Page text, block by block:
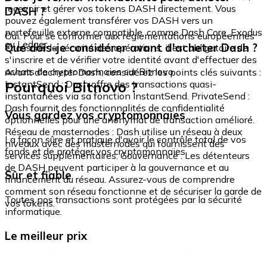
recevoir et gérer vos tokens DASH directement. Vous
pouvez également transférer vos DASH vers un
portefeuille externe compatible, comme Dash Core, Exodus
ou Ledger.
DASH ?
Oui. Pour se conformer aux réglementations européennes
et assurer la sécurité des opérations, il est obligatoire de
s'inscrire et de vérifier votre identité avant d'effectuer des
achats de cryptomonnaies sur Bitnovo.
Que dois-je considérer avant d'acheter Dash ?
Avant d'acheter Dash, considérez les points clés suivants :
InstantSend : Dash offre des transactions quasi-
instantanées via sa fonction InstantSend. PrivateSend :
Dash fournit des fonctionnalités de confidentialité
optionnelles pour une anonymat de transaction amélioré.
Réseau de masternodes : Dash utilise un réseau à deux
niveaux avec des masternodes qui fournissent des
services supplémentaires. Gouvernance : Les détenteurs
de DASH peuvent participer à la gouvernance et au
financement du réseau. Assurez-vous de comprendre
comment son réseau fonctionne et de sécuriser la garde de
vos tokens.
Pourquoi Bitnovo ?
Vous gardez vos cryptomonnaies
La façon sûre et pratique d'avoir le contrôle total de vos
fonds et de protéger vos cryptomonnaies.
Sûr et fiable
Toutes nos transactions sont protégées par la sécurité
informatique.
Le meilleur prix